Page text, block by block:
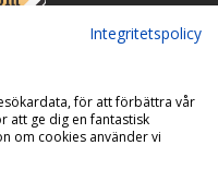
Integritetspolicy
för att förbättra vår
att ge dig en fantastisk
om cookies använder vi